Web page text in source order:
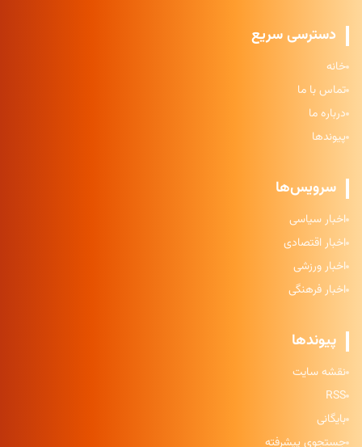
دسترسی سریع
خانه
تماس با ما
درباره ما
پیوندها
سرویس‌ها
اخبار سیاسی
اخبار اقتصادی
اخبار ورزشی
اخبار فرهنگی
پیوندها
نقشه سایت
RSS
بایگانی
جستجوی پیشرفته